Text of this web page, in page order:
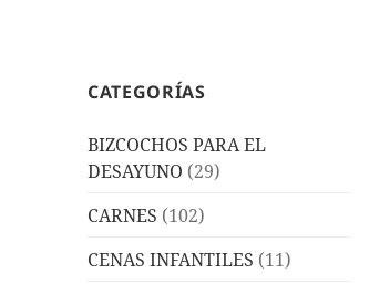
CATEGORÍAS
BIZCOCHOS PARA EL
DESAYUNO (29)
CARNES (102)
CENAS INFANTILES (11)